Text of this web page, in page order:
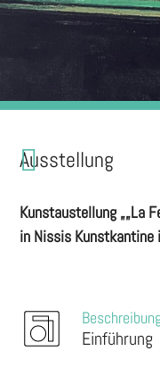
Ausstellung
Kunstaustellung „„La
in Nissis Kunstkantine
Einführung